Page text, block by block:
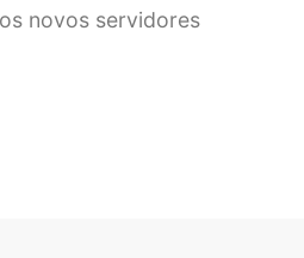
novos servidores